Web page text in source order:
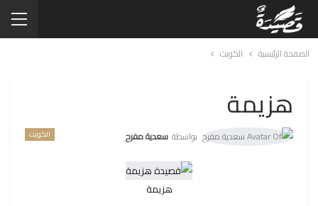
الصفحة الرئيسية الكويت
هزيمة
الكويت بواسطة سعدية مفرح
هزيمة